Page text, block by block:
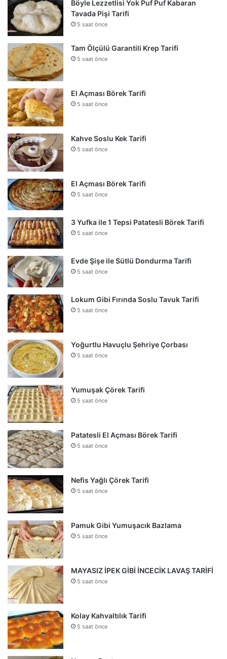
Böyle Lezzetlisi Yok Puf Puf Kabaran
Tavada Pişi Tarifi
5 saat önce
Tam Ölçülü Garantili Krep Tarifi
5 saat önce
El Açması Börek Tarifi
5 saat önce
Kahve Soslu Kek Tarifi
5 saat önce
El Açması Börek Tarifi
5 saat önce
3 Yufka ile 1 Tepsi Patatesli Börek Tarifi
5 saat önce
Evde Şişe ile Sütlü Dondurma Tarifi
5 saat önce
Lokum Gibi Fırında Soslu Tavuk Tarifi
5 saat önce
Yoğurtlu Havuçlu Şehriye Çorbası
5 saat önce
Yumuşak Çörek Tarifi
5 saat önce
Patatesli El Açması Börek Tarifi
5 saat önce
Nefis Yağlı Çörek Tarifi
5 saat önce
Pamuk Gibi Yumuşacık Bazlama
5 saat önce
MAYASIZ İPEK GİBİ İNCECİK LAVAŞ TARİFİ
5 saat önce
Kolay Kahvaltılık Tarifi
5 saat önce